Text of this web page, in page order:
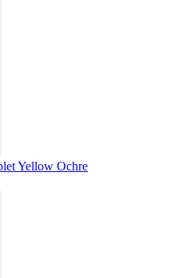
Yellow Ochre